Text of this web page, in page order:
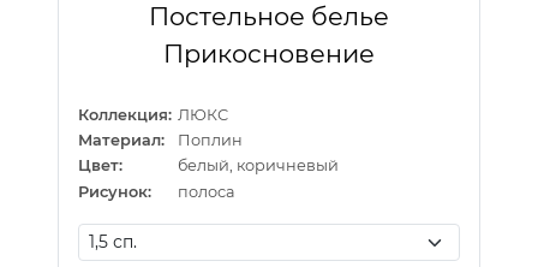
Постельное белье
Прикосновение
Коллекция: ЛЮКС
Материал:
Поплин
Цвет:
белый, коричневый
Рисунок:
полоса